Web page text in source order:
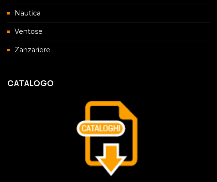
Nautica
Ventose
Zanzariere
CATALOGO